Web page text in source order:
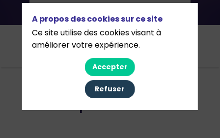
Cet
AgendaIntervenantsPartenaires
A propos des cookies sur ce site
Ce site utilise des cookies visant à
améliorer votre expérience.
Accepter
Refuser